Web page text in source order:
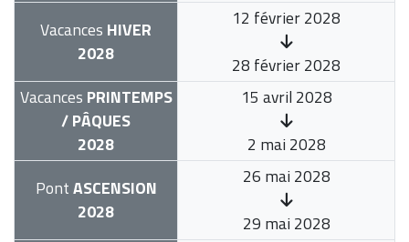
Vacances HIVER
2028
12 février 2028
28 février 2028
Vacances PRINTEMPS
/ PÂQUES
2028
15 avril 2028
2 mai 2028
PontASCENSION
2028
26 mai 2028
29 mai 2028